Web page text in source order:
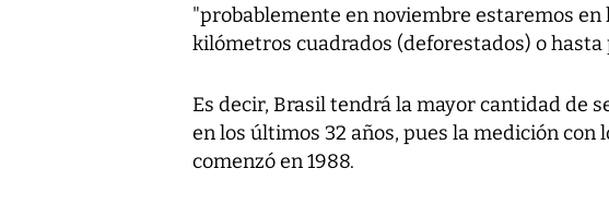
"probablemente en noviembre estaremos en
kilómetros cuadrados (deforestados) o hasta
Es decir, Brasil tendrá la mayor cantidad de
en los últimos 32 años, pues la medición con
comenzó en 1988.